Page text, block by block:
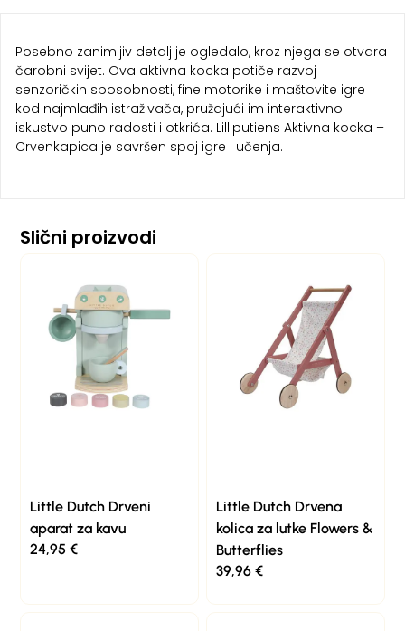
Posebno zanimljiv detalj je ogledalo, kroz njega se otvara
čarobni svijet. Ova aktivna kocka potiče razvoj
senzoričkih sposobnosti, fine motorike i maštovite igre
kod najmlađih istraživača, pružajući im interaktivno
iskustvo puno radosti i otkrića. Lilliputiens Aktivna kocka –
Crvenkapica je savršen spoj igre i učenja.
Slični proizvodi
Little Dutch Drveni
aparat za kavu
24,95€
Little Dutch Drvena
kolica za lutke Flowers &
Butterflies
39,96 €